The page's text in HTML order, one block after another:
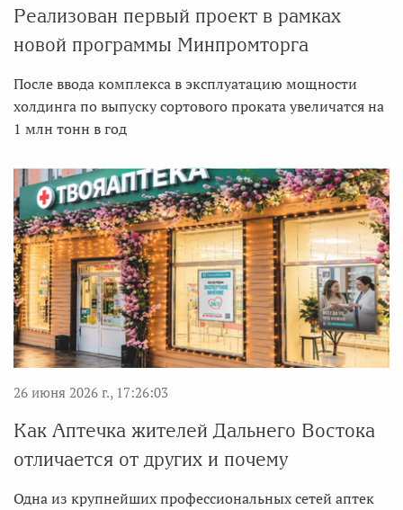
Реализован первый проект в рамках
новой программы Минпромторга
После ввода комплекса в эксплуатацию мощности
холдинга по выпуску сортового проката увеличатся на
1 млн тонн в год
26 июня 2026 г., 17:26:03
Как Аптечка жителей Дальнего Востока
отличается от других и почему
Одна из крупнейших профессиональных сетей аптек